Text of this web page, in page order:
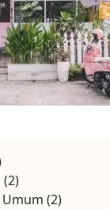
(2)
(2)